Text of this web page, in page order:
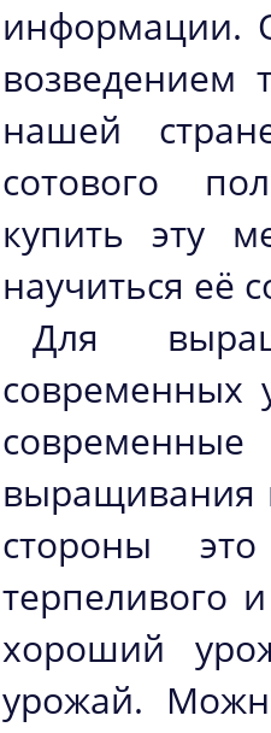
информации.
возведением
нашей
сотового
купить эту
научиться её
Для
современных
выращивания
стороны
терпеливого
хороший
урожай.